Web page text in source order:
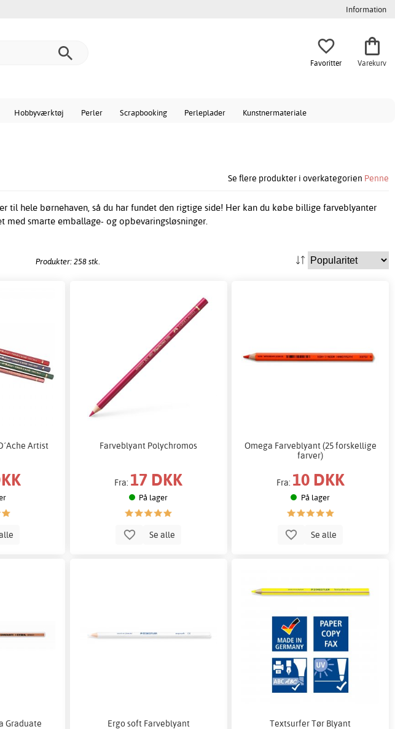
Information
Favoritter Varekurv
Hobbyværktøj Perler Scrapbooking Perleplader Kunstnermateriale
Se flere produkter i overkategorien Penne
til hele børnehaven, så du har fundet den rigtige side! Her kan du købe billige farveblyanter
smarte emballage- og opbevaringsløsninger.
Produkter: 258 stk.
Artist
Farveblyant Polychromos
Fra: 17 DKK
På lager
Se alle
Omega Farveblyant (25 forskellige
farver)
Fra: 10 DKK
På lager
Se alle
Graduate Ergo soft Farveblyant Textsurfer Tør Blyant